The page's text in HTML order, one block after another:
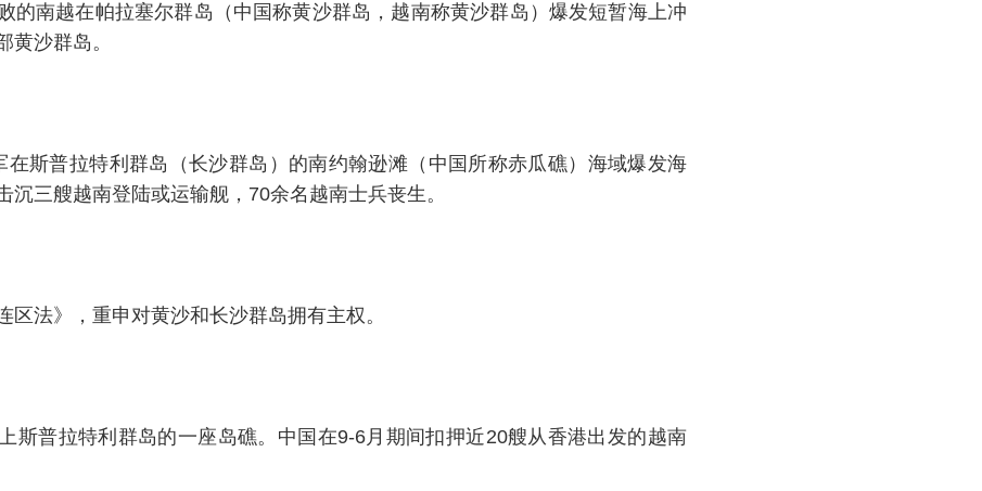
的南越在帕拉塞尔群岛（中国称黄沙群岛，越南称黄沙群岛）爆发短暂海上冲
黄沙群岛。
在斯普拉特利群岛（长沙群岛）的南约翰逊滩（中国所称赤瓜礁）海域爆发海
沉三艘越南登陆或运输舰，70余名越南士兵丧生。
区法》，重申对黄沙和长沙群岛拥有主权。
斯普拉特利群岛的一座岛礁。中国在9-6月期间扣押近20艘从香港出发的越南